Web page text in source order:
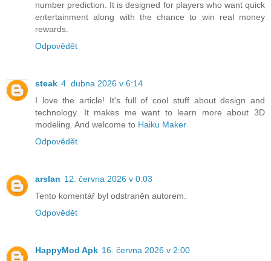
number prediction. It is designed for players who want quick
entertainment along with the chance to win real money
rewards.
Odpovědět
steak 4. dubna 2026 v 6:14
I love the article! It's full of cool stuff about design and
technology. It makes me want to learn more about 3D
modeling. And welcome to Haiku Maker
Odpovědět
arslan 12. června 2026 v 0:03
Tento komentář byl odstraněn autorem.
Odpovědět
HappyMod Apk 16. června 2026 v 2:00